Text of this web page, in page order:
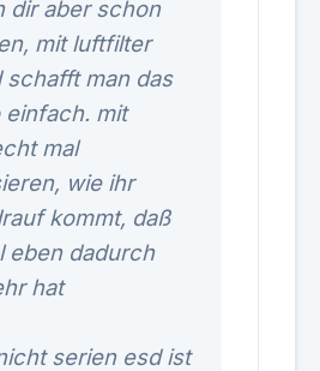
dir aber schon
mit luftfilter
schafft man das
einfach. mit
mal
wie ihr
kommt, daß
eben dadurch
hat
serien esd ist